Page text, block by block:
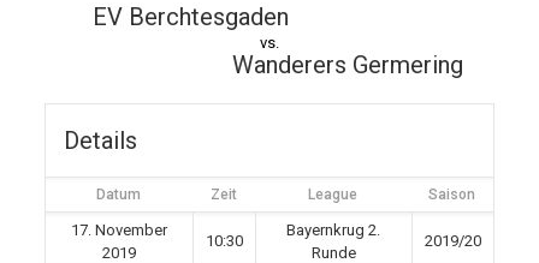
EV Berchtesgaden
vs.
Wanderers Germering
Details
Datum Zeit League Saison
17. November
2019
10:30
Bayernkrug 2.
Runde
2019/20